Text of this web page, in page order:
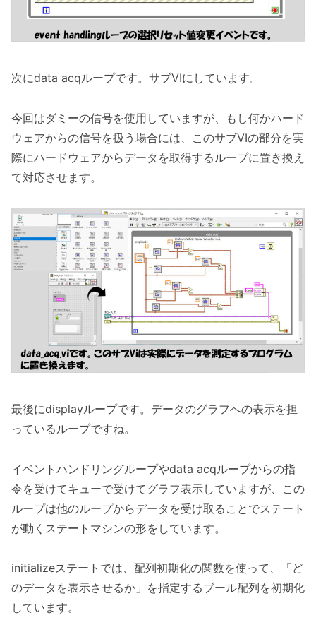
次にdata acqループです。サブVIにしています。
今回はダミーの信号を使用していますが、もし何かハード
ウェアからの信号を扱う場合には、このサブVIの部分を実
際にハードウェアからデータを取得するループに置き換え
て対応させます。
最後にdisplayループです。データのグラフへの表示を担
っているループですね。
イベントハンドリングループやdata acqループからの指
令を受けてキューで受けてグラフ表示していますが、この
ループは他のループからデータを受け取ることでステート
が動くステートマシンの形をしています。
initializeステートでは、配列初期化の関数を使って、「ど
のデータを表示させるか」を指定するブール配列を初期化
しています。